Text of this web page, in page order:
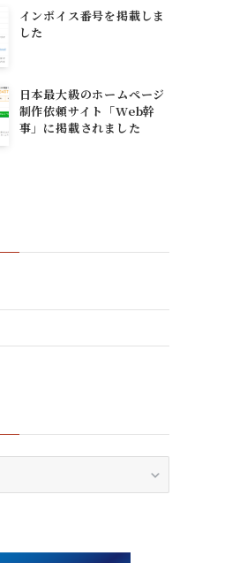
インボイス番号を掲載しま
した
日本最大級のホームページ
制作依頼サイト「Web幹
事」に掲載されました